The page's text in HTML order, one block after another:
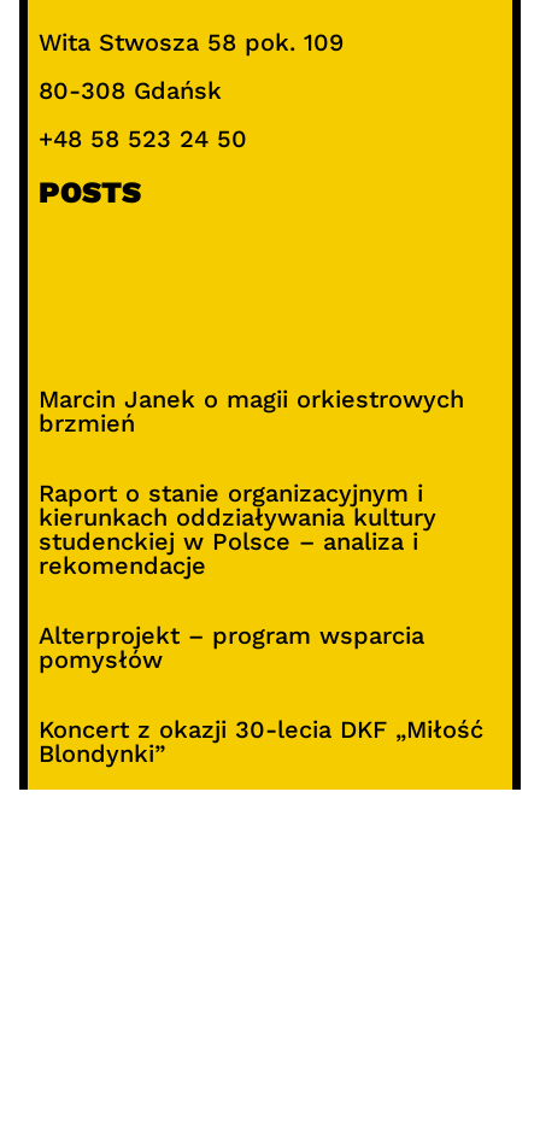
Wita Stwosza 58 pok. 109
80-308 Gdańsk
+48 58 523 24 50
POSTS
Marcin Janek o magii orkiestrowych
brzmień
Raport o stanie organizacyjnym i
kierunkach oddziaływania kultury
studenckiej w Polsce – analiza i
rekomendacje
Alterprojekt – program wsparcia
pomysłów
Koncert z okazji 30-lecia DKF „Miłość
Blondynki”